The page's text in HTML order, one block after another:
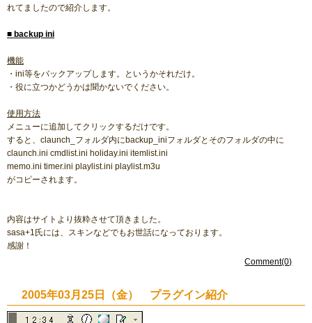
れてましたので紹介します。
■ backup ini
機能
・ini等をバックアップします。というかそれだけ。
・役に立つかどうかは聞かないでください。
使用方法
メニューに追加してクリックするだけです。
すると、claunch_フォルダ内にbackup_iniフォルダとそのフォルダの中に
claunch.ini cmdlist.ini holiday.ini itemlist.ini
memo.ini timer.ini playlist.ini playlist.m3u
がコピーされます。
内容はサイトより抜粋させて頂きました。
sasa+1氏には、スキンなどでもお世話になっております。
感謝！
Comment(0)
2005年03月25日（金） プラグイン紹介